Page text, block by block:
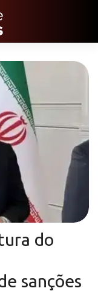
do
sanções